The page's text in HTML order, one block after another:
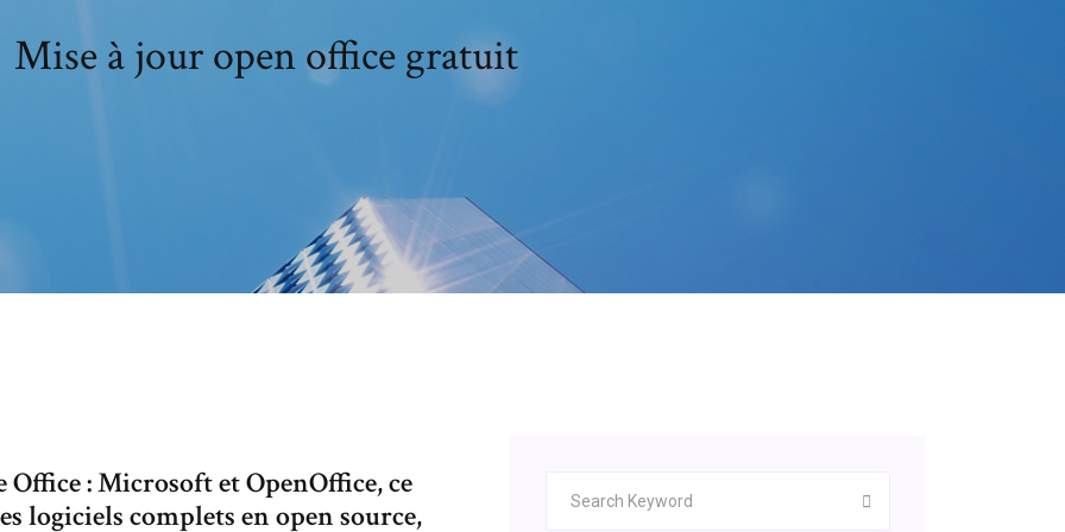
Mise à jour open office gratuit
: Microsoft et OpenOffice, ce
logiciels complets en open source,